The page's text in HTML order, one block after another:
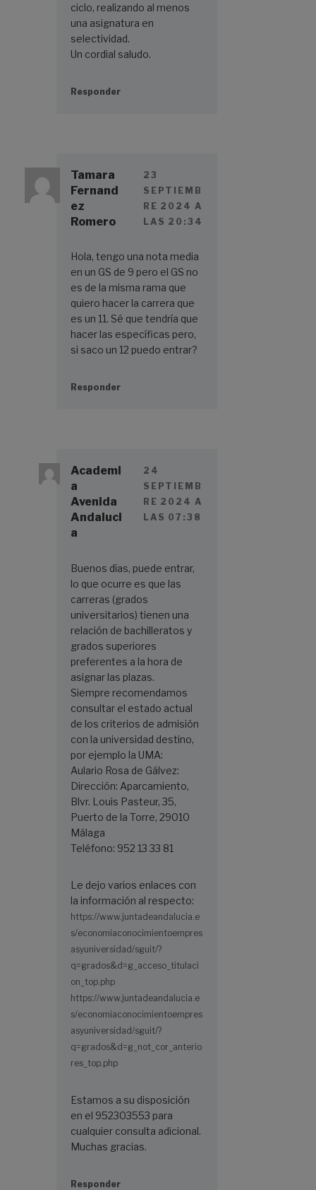
ciclo, realizando al menos
una asignatura en
selectividad.
Un cordial saludo.
Responder
Tamara
Fernand
ez
Romero
23
SEPTIEMB
RE 2024 A
LAS 20:34
Hola, tengo una nota media
en un GS de 9 pero el GS no
es de la misma rama que
quiero hacer la carrera que
es un 11. Sé que tendría que
hacer las específicas pero,
si saco un 12 puedo entrar?
Responder
Academi
a
Avenida
Andaluci
a
24
SEPTIEMB
RE 2024 A
LAS 07:38
Buenos días, puede entrar,
lo que ocurre es que las
carreras (grados
universitarios) tienen una
relación de bachilleratos y
grados superiores
preferentes a la hora de
asignar las plazas.
Siempre recomendamos
consultar el estado actual
de los criterios de admisión
con la universidad destino,
por ejemplo la UMA:
Aulario Rosa de Gálvez:
Dirección: Aparcamiento,
Blvr. Louis Pasteur, 35,
Puerto de la Torre, 29010
Málaga
Teléfono: 952 13 33 81
Le dejo varios enlaces con
la información al respecto:
https://www.juntadeandalucia.e
s/economiaconocimientoempres
asyuniversidad/sguit/?
q=grados&d=g_acceso_titulaci
on_top.php
https://www.juntadeandalucia.e
s/economiaconocimientoempres
asyuniversidad/sguit/?
q=grados&d=g_not_cor_anterio
res_top.php
Estamos a su disposición
en el 952303553 para
cualquier consulta adicional.
Muchas gracias.
Responder